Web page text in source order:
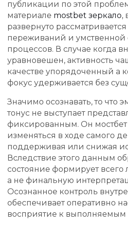
публикации по этой
материале mostbet зеркало,
развернуто
переживаний и умственной
процессов. В случае когда
уравновешен, активность
качестве упорядоченный а
фокус удерживается без
Значимо осознавать, то что
тонус не выступает
фиксированным. Он мостбет
изменяться в ходе самого
поддерживая или снижая
Вследствие этого данным
состояние формирует
а не финальную
Осознанное контроль
обеспечивает оперативно
восприятие к выполняемым